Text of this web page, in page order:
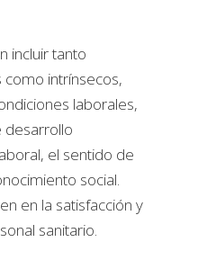
incluir tanto
intrínsecos,
laborales,
desarrollo
el sentido de
social.
en la satisfacción y
sanitario.